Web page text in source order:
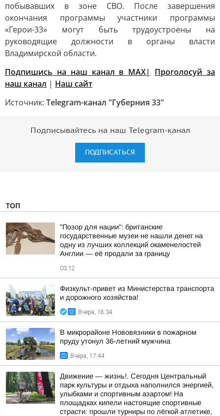
побывавших в зоне СВО. После завершения
окончания программы участники программы
«Герои-33» могут быть трудоустроены на
руководящие должности в органы власти
Владимирской области.
Подпишись на наш канал в MAX|
Проголосуй за
наш канал | Наш сайт
Источник: Telegram-канал "Губерния 33"
Подписывайтесь на наш Telegram-канал
ПОДПИСАТЬСЯ
ТОП
"Позор для нации": британские
государственные музеи не нашли денег на
одну из лучших коллекций окаменелостей
Англии — её продали за границу
03:12
Физкульт-привет из Министерства транспорта
и дорожного хозяйства!
Вчера, 18:34
В микрорайоне Нововязники в пожарном
пруду утонул 36-летний мужчина
Вчера, 17:44
Движение — жизнь!. Сегодня Центральный
парк культуры и отдыха наполнился энергией,
улыбками и спортивным азартом! На
площадках кипели настоящие спортивные
страсти: прошли турниры по лёгкой атлетике,